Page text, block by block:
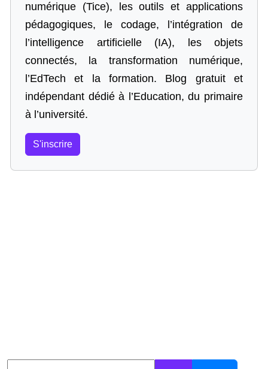
numérique (Tice), les outils et applications
pédagogiques, le codage,
l’intégration de
l’intelligence artificielle (IA), les objets
connectés, la transformation numérique,
l’EdTech et la formation. Blog gratuit et
indépendant dédié à l’Education, du primaire
à l’université.
S'inscrire